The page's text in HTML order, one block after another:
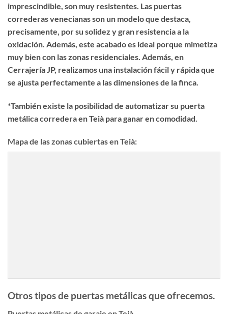
imprescindible, son muy resistentes. Las puertas
correderas venecianas son un modelo que destaca,
precisamente, por su solidez y gran resistencia a la
oxidación. Además, este acabado es ideal porque mimetiza
muy bien con las zonas residenciales. Además, en
Cerrajería JP, realizamos una instalación fácil y rápida que
se ajusta perfectamente a las dimensiones de la finca.
*También existe la posibilidad de automatizar su puerta
metálica corredera en Teià para ganar en comodidad.
Mapa de las zonas cubiertas en Teià:
Otros tipos de puertas metálicas que ofrecemos.